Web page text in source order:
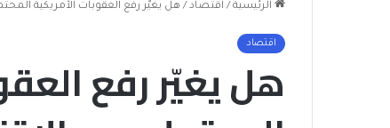
الرئيسية / اقتصاد / هل يغيّر رفع العقوبات الأمريكية
اقتصاد
هل يغيّر رفع